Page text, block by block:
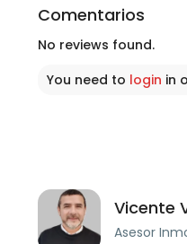
Comentarios
No reviews found.
You need to login in
Vicente
Asesor